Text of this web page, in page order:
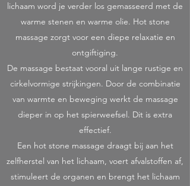
lichaam word je verder los gemasseerd met de
warme stenen en warme olie. Hot stone
massage zorgt voor een diepe relaxatie en
ontgiftiging.
De massage bestaat vooral uit lange rustige en
cirkelvormige strijkingen. Door de combinatie
van warmte en beweging werkt de massage
dieper in op het spierweefsel. Dit is extra
effectief.
Een hot stone massage draagt bij aan het
zelfherstel van het lichaam, voert afvalstoffen af,
stimuleert de organen en brengt het lichaam